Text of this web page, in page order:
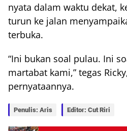
nyata dalam waktu dekat,
turun ke jalan
terbuka.
“Ini bukan soal pulau. Ini
martabat kami,” tegas
pernyataannya.
Penulis: Aris Editor: Cut Riri